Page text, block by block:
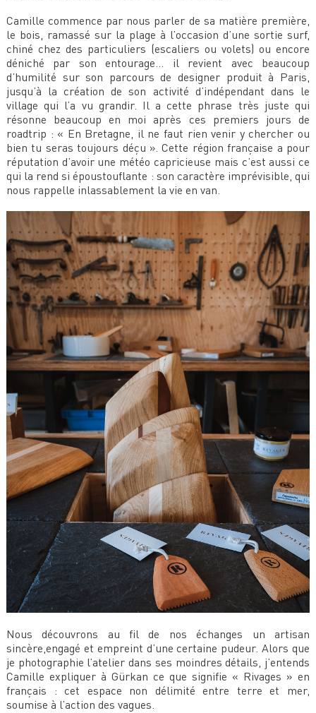
Camille commence par nous parler de sa matière première,
le bois, ramassé sur la plage à l’occasion d’une sortie surf,
chiné chez des particuliers (escaliers ou volets) ou encore
déniché par son entourage… il revient avec beaucoup
d’humilité sur son parcours de designer produit à Paris,
jusqu’à la création de son activité d’indépendant dans le
village qui l’a vu grandir. Il a cette phrase très juste qui
résonne beaucoup en moi après ces premiers jours de
roadtrip : « En Bretagne, il ne faut rien venir y chercher ou
bien tu seras toujours déçu ». Cette région française a pour
réputation d’avoir une météo capricieuse mais c’est aussi ce
qui la rend si époustouflante : son caractère imprévisible, qui
nous rappelle inlassablement la vie en van.
Nous découvrons au fil de nos échanges un artisan
sincère,engagé et empreint d’une certaine pudeur. Alors que
je photographie l’atelier dans ses moindres détails, j’entends
Camille expliquer à Gürkan ce que signifie « Rivages » en
français : cet espace non délimité entre terre et mer,
soumise à l’action des vagues.